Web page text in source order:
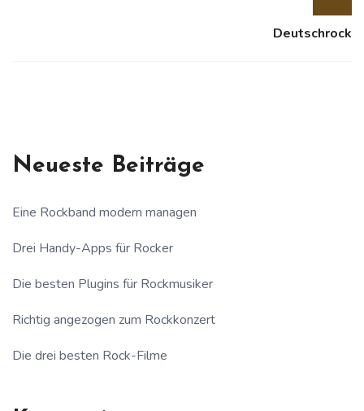
Deutschrock
Neueste Beiträge
Eine Rockband modern managen
Drei Handy-Apps für Rocker
Die besten Plugins für Rockmusiker
Richtig angezogen zum Rockkonzert
Die drei besten Rock-Filme